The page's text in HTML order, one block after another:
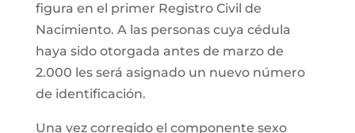
figura en el primer Registro Civil de
Nacimiento. A las personas cuya cédula
haya sido otorgada antes de marzo de
2.000 les será asignado un nuevo número
de identificación.
Una vez corregido el componente sexo